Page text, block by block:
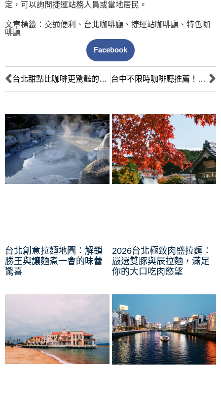
定，可以詢問捷運站務人員或當地居民。
文章標籤： 交通便利 、 台北咖啡廳 、 捷運站咖啡廳 、 特色咖
啡廳
Facebook
台北甜點比咖啡更驚豔的咖啡廳：必嚐招牌與造型甜點，視覺味覺雙重饗宴 台中不限時咖啡廳推薦！久坐工作讀書超人氣名單（插座WiFi、環境氛圍、低消全攻略）
台北創意拉麵地圖：解鎖
勝王與讓麵煮一會的味蕾
驚喜
2026台北極致肉盛拉麵：
嚴選雙豚與辰拉麵，滿足
你的大口吃肉慾望